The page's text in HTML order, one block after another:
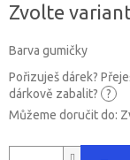
cena:
Zvolte
Barva gumičky
Pořizuješ dárek?
dárkově zabalit?
?
Můžeme doručit do: